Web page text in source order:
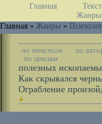
Главная
Жанры
Главная » Жанры »
по текстам
по
по циклам
полезных
Как скрывался
Ограбление